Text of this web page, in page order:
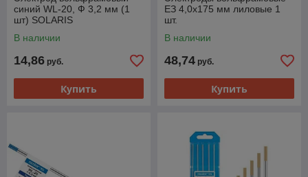
синий WL-20, Ф 3,2 мм (1
шт) SOLARIS
В наличии
14,86 руб.
Купить
ЕЗ 4,0х175 мм лиловые 1
шт.
В наличии
48,74 руб.
Купить